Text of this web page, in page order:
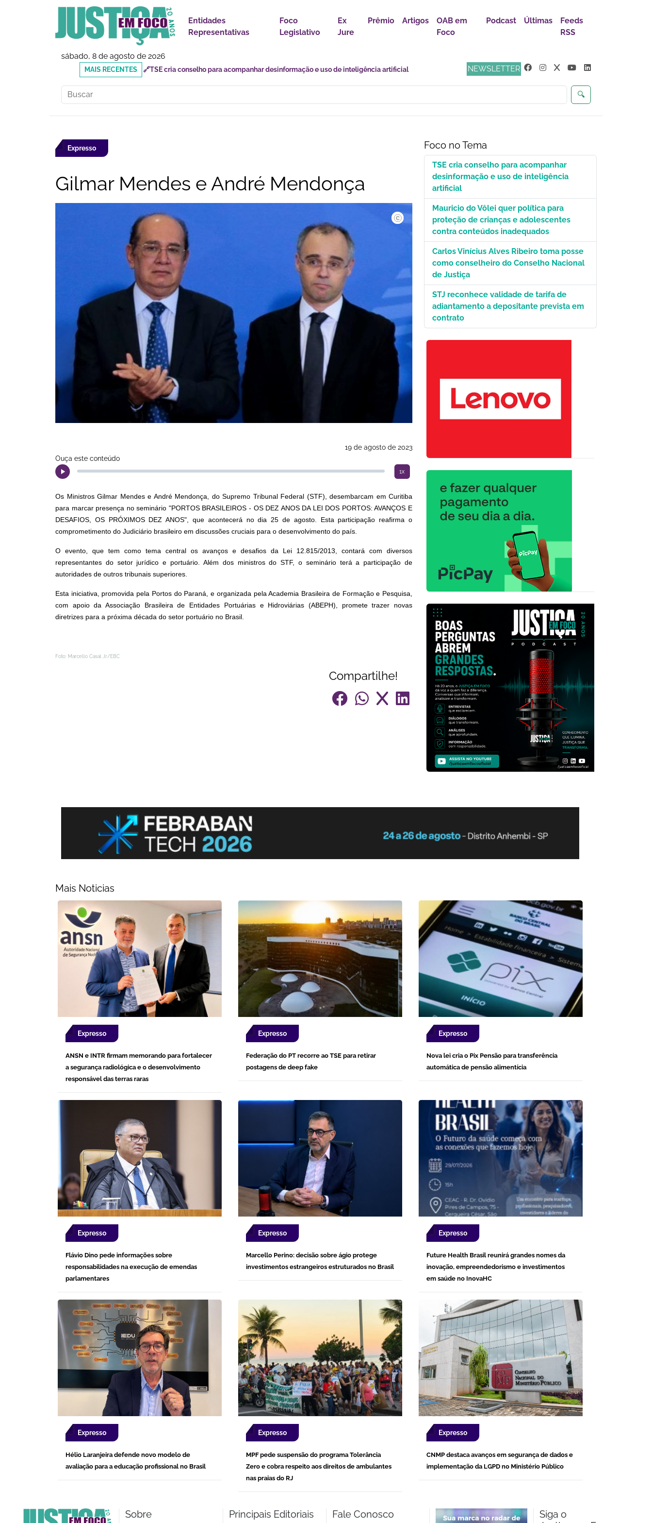
Entidades
Representativas
Foco
Legislativo
Ex
Jure
Prêmio Artigos
OAB em
Foco
Podcast Últimas
Feeds
RSS
sábado, 8 de agosto de 2026
NEWSLETTER
🔍
MAIS
RECENTES
🔗Mauricio do Vôlei quer política para proteção de crianças e adolescentes contra conteúdos
inadequados
Expresso
Gilmar Mendes e André Mendonça
19 de agosto de 2023
Ouça este conteúdo
1x
Os Ministros Gilmar Mendes e André Mendonça, do Supremo Tribunal Federal (STF), desembarcam em Curitiba
para marcar presença no seminário "PORTOS BRASILEIROS - OS DEZ ANOS DA LEI DOS PORTOS: AVANÇOS E
DESAFIOS, OS PRÓXIMOS DEZ ANOS", que acontecerá no dia 25 de agosto. Esta participação reafirma o
comprometimento do Judiciário brasileiro em discussões cruciais para o desenvolvimento do país.
O evento, que tem como tema central os avanços e desafios da Lei 12.815/2013, contará com diversos
representantes do setor jurídico e portuário. Além dos ministros do STF, o seminário terá a participação de
autoridades de outros tribunais superiores.
Esta iniciativa, promovida pela Portos do Paraná, e organizada pela Academia Brasileira de Formação e Pesquisa,
com apoio da Associação Brasileira de Entidades Portuárias e Hidroviárias (ABEPH), promete trazer novas
diretrizes para a próxima década do setor portuário no Brasil.
Foto: Marcello Casal Jr/EBC
Compartilhe!
Foco no Tema
TSE cria conselho para acompanhar
desinformação e uso de inteligência
artificial
Mauricio do Vôlei quer política para
proteção de crianças e adolescentes
contra conteúdos inadequados
Carlos Vinícius Alves Ribeiro toma posse
como conselheiro do Conselho Nacional
de Justiça
STJ reconhece validade de tarifa de
adiantamento a depositante prevista em
contrato
Mais Noticias
Expresso
ANSN e INTR firmam memorando para fortalecer
a segurança radiológica e o desenvolvimento
responsável das terras raras
Expresso
Federação do PT recorre ao TSE para retirar
postagens de deep fake
Expresso
Nova lei cria o Pix Pensão para transferência
automática de pensão alimentícia
Expresso
Flávio Dino pede informações sobre
responsabilidades na execução de emendas
parlamentares
Expresso
Marcello Perino: decisão sobre ágio protege
investimentos estrangeiros estruturados no Brasil
Expresso
Future Health Brasil reunirá grandes nomes da
inovação, empreendedorismo e investimentos
em saúde no InovaHC
Expresso
Hélio Laranjeira defende novo modelo de
avaliação para a educação profissional no Brasil
Expresso
MPF pede suspensão do programa Tolerância
Zero e cobra respeito aos direitos de ambulantes
nas praias do RJ
Expresso
CNMP destaca avanços em segurança de dados e
implementação da LGPD no Ministério Público
Sobre Principais Editoriais Fale Conosco
Siga o